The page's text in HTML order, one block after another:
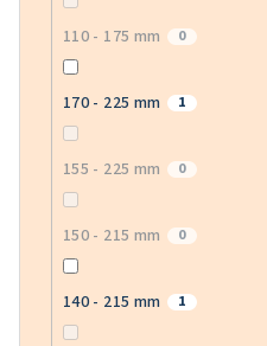
110 - 175 mm 0
170 - 225 mm 1
155 - 225 mm 0
150 - 215 mm 0
140 - 215 mm 1